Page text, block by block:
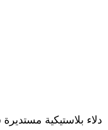
دلاء بلاستيكية